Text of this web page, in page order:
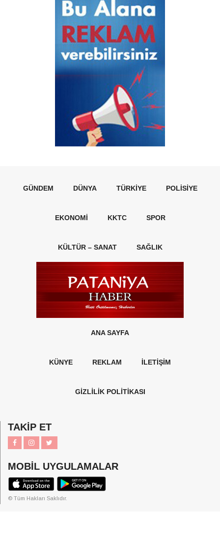
GÜNDEM DÜNYA TÜRKIYE POLISIYE
EKONOMI KKTC SPOR
KÜLTÜR – SANAT SAĞLIK
ANA SAYFA
KÜNYE REKLAM İLETİŞİM
GİZLİLİK POLİTİKASI
TAKİP ET
MOBİL UYGULAMALAR
© Tüm Hakları Saklıdır.